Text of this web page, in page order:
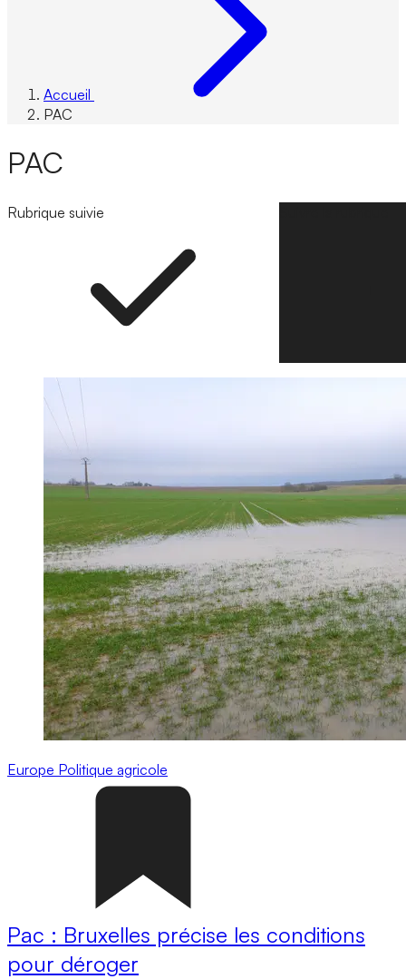
Accueil
PAC
PAC
Rubrique suivie
Europe Politique agricole
Pac : Bruxelles précise les conditions
pour déroger